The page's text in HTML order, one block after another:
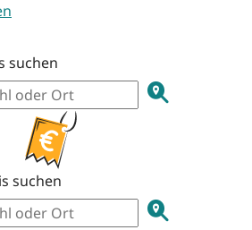
suchen
suchen